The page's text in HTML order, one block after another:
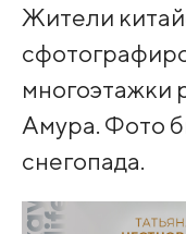
Жители
многоэтажки
Амура. Фото
снегопада.